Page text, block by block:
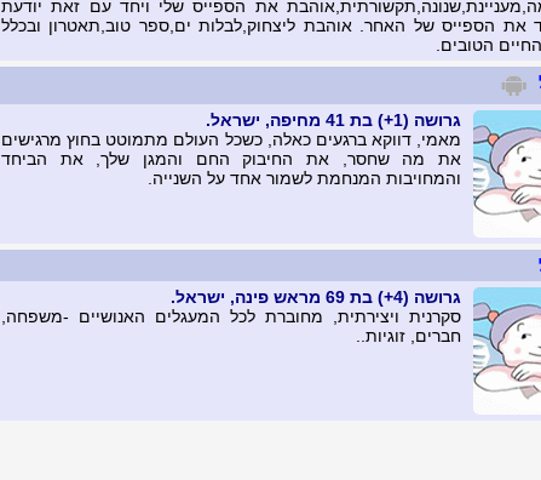
את הספייס שלי ויחד עם זאת יודעת
את הספייס של האחר. אוהבת ליצחוק,לבלות ים,ספר טוב,תאטרון ובכלל
הטובים.
גרושה (1+) בת 41 מחיפה, ישראל.
מאמי, דווקא ברגעים כאלה, כשכל העולם מתמוטט בחוץ מרגישים
את מה שחסר, את החיבוק החם והמגן שלך, את הביחד
והמחויבות המנחמת לשמור אחד על השנייה.
גרושה (4+) בת 69 מראש פינה, ישראל.
סקרנית ויצירתית, מחוברת לכל המעגלים האנושיים -משפחה,
חברים, זוגיות..